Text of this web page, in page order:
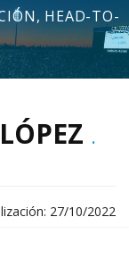
HEAD-TO-
.
27/10/2022